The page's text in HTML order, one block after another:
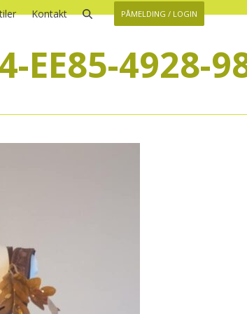
PÅMELDING / LOGIN
Kontakt
EE85-4928-